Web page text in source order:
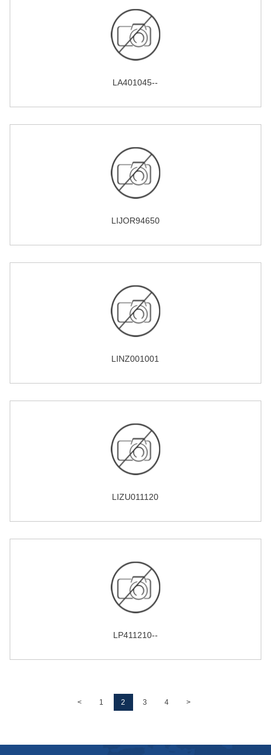
LA401045--
LIJOR94650
LINZ001001
LIZU011120
LP411210--
< 1 2 3 4 >